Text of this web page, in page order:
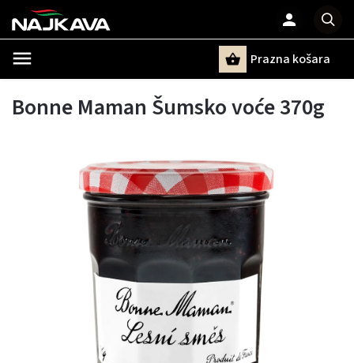
Prazna košara
Bonne Maman Šumsko voće 370g